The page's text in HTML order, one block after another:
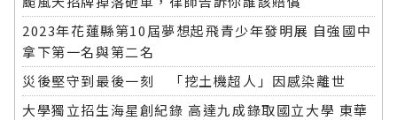
2023年花蓮縣第10屆夢想起飛青少年發明展 自強國中
拿下第一名與第二名
災後堅守到最後一刻 「挖土機超人」因感染離世
大學獨立招生海星創紀錄 高達九成錄取國立大學 東華